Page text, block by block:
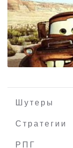
Шутеры
Стратегии
РПГ